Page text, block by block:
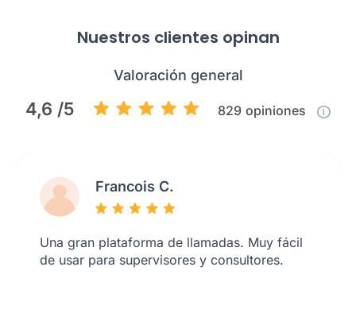
Nuestros clientes opinan
Valoración general
4,6 /5 829 opiniones
Francois C.
Una gran plataforma de llamadas. Muy fácil
de usar para supervisores y consultores.